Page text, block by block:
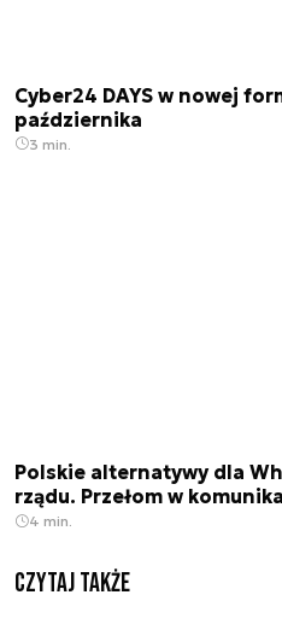
Cyber24 DAYS w nowej
października
3 min.
Polskie alternatywy dla
rządu. Przełom w
4 min.
Czytaj także